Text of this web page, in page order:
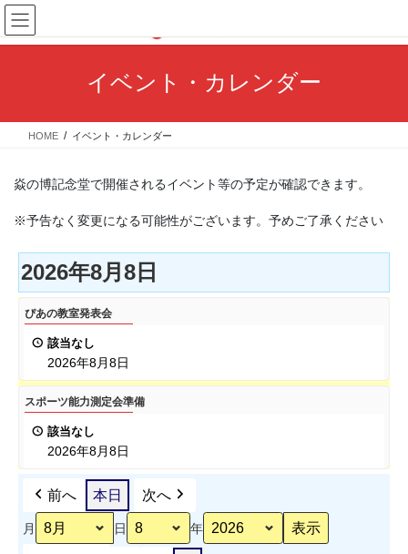
コ
ン
テ
ス
ナ
ビ
ゲ
ン
イベント・カレンダー
HOME イベント・カレンダー
焱の博記念堂で開催されるイベント等の予定が確認できます。
※予告なく変更になる可能性がございます。予めご了承ください
2026年8月8日
ぴ
あ
室
発
ぴあの教室発表会
該当なし
2026年8月8日
ス
ポ
定
スポーツ能力測定会準備
該当なし
2026年8月8日
前へ 本日 次へ
月 日 年